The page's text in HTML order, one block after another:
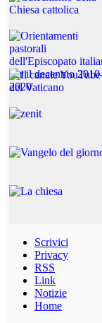
Scrivici
Privacy
RSS
Link
Notizie
Home